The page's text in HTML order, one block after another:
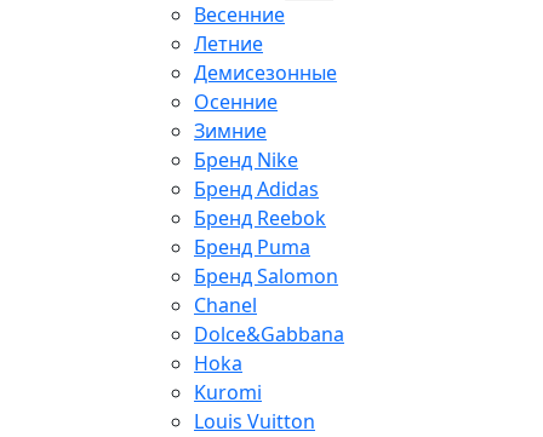
Весенние
Летние
Демисезонные
Осенние
Зимние
Бренд Nike
Бренд Adidas
Бренд Reebok
Бренд Puma
Бренд Salomon
Chanel
Dolce&Gabbana
Hoka
Kuromi
Louis Vuitton